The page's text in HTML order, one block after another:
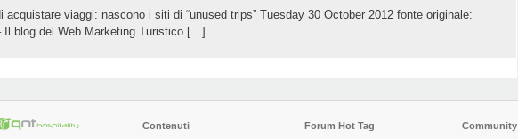
viaggi: nascono i siti di “unused trips” Tuesday 30 October 2012 fonte originale:
blog del Web Marketing Turistico […]
Contenuti
Forum Hot Tag
Community